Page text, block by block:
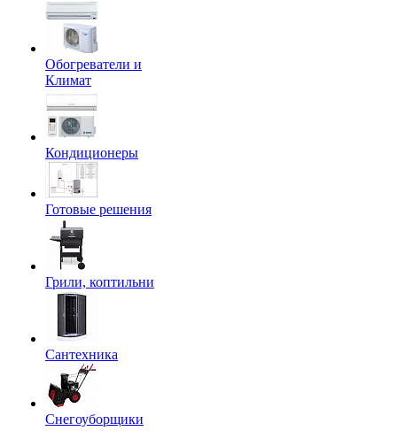
Обогреватели и
Климат
Кондиционеры
Готовые решения
Грили, коптильни
Сантехника
Снегоуборщики